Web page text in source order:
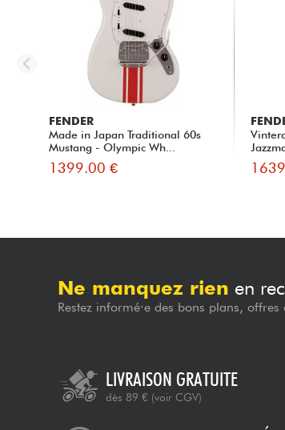
FENDER
Made in Japan Traditional 60s
Mustang - Olympic Wh...
1399.00 €
Ne manquez rien en
Restez informé·e des bons plans, offres
LIVRAISON GRATUITE
dès 89 € (voir CGV)